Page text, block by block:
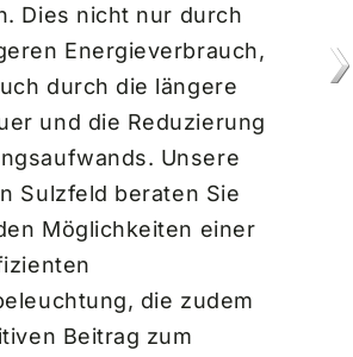
Dies nicht nur durch
Energieverbrauch,
durch die längere
und die Reduzierung
Unsere
Sulzfeld beraten Sie
Möglichkeiten einer
die zudem
Beitrag zum